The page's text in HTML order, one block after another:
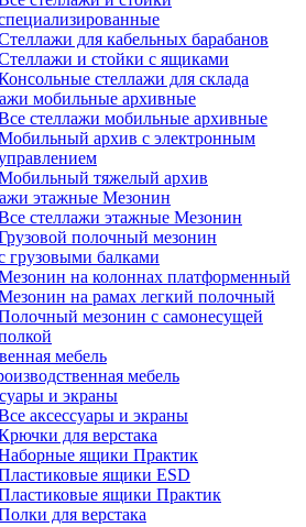
для кабельных барабанов
и стойки с ящиками
стеллажи для склада
мобильные архивные
стеллажи мобильные архивные
архив с электронным
тяжелый архив
этажные Мезонин
стеллажи этажные Мезонин
полочный мезонин
грузовыми балками
на колоннах платформенный
на рамах легкий полочный
мезонин с самонесущей
мебель
мебель
и экраны
аксессуары и экраны
для верстака
ящики Практик
ящики ESD
ящики Практик
для верстака